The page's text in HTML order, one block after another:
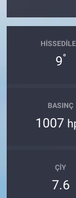
9°
BASINÇ
1007
ÇIY
7.6